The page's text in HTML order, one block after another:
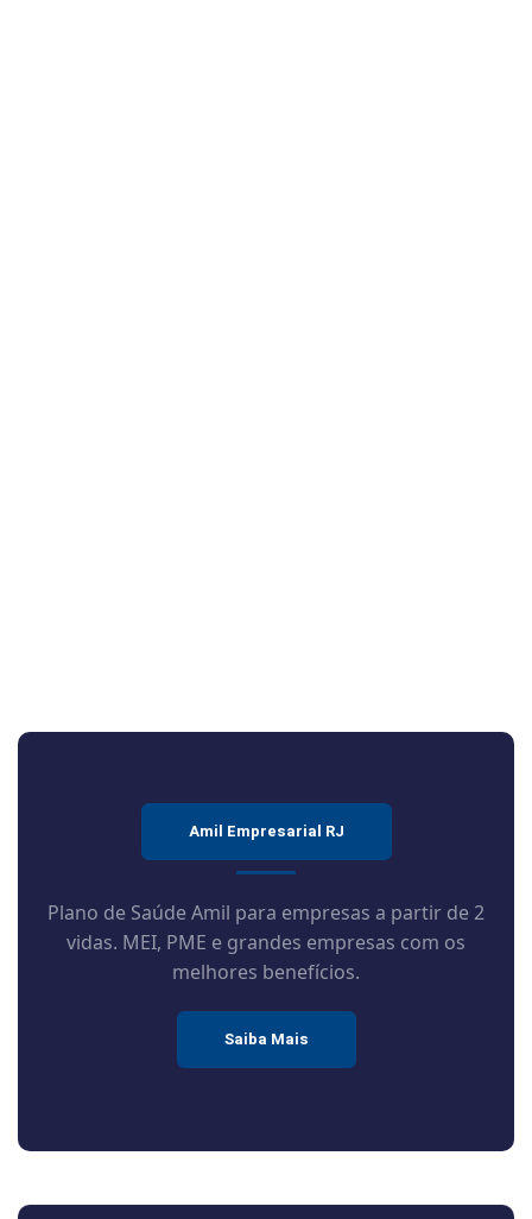
Amil Empresarial RJ
Plano de Saúde Amil para empresas a partir de 2
vidas. MEI, PME e grandes empresas com os
melhores benefícios.
Saiba Mais